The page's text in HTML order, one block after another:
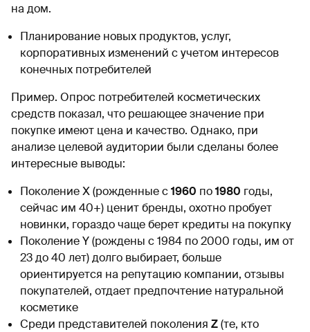
на дом.
Планирование новых продуктов, услуг,
корпоративных изменений с учетом интересов
конечных потребителей
Пример. Опрос потребителей косметических
средств показал, что решающее значение при
покупке имеют цена и качество. Однако, при
анализе целевой аудитории были сделаны более
интересные выводы:
Поколение Х (рожденные с1960 по1980 годы,
сейчас им 40+) ценит бренды, охотно пробует
новинки, гораздо чаще берет кредиты на покупку
Поколение Y (рождены с 1984 по 2000 годы, им от
23 до 40 лет) долго выбирает, больше
ориентируется на репутацию компании, отзывы
покупателей, отдает предпочтение натуральной
косметике
Среди представителей поколения Z(те, кто